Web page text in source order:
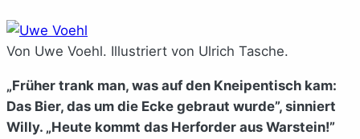
Von Uwe Voehl. Illustriert von Ulrich Tasche.
„Früher trank man, was auf den Kneipentisch kam:
Das Bier, das um die Ecke gebraut wurde”, sinniert
Willy. „Heute kommt das Herforder aus Warstein!”